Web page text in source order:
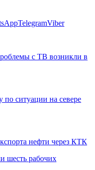
TelegramViber
с ТВ возникли в
по ситуации на севере
нефти через КТК
шесть рабочих